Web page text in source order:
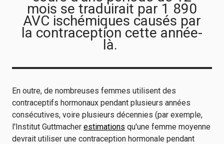
mois se traduirait par 1 890
AVC ischémiques causés par
la contraception cette année-
là.
En outre, de nombreuses femmes utilisent des
contraceptifs hormonaux pendant plusieurs années
consécutives, voire plusieurs décennies (par exemple,
l'Institut Guttmacher estimations qu'une femme moyenne
devrait utiliser une contraception hormonale pendant